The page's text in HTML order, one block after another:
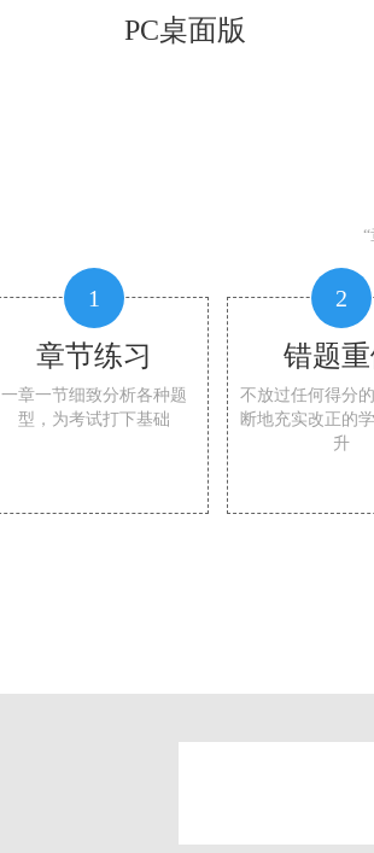
PC桌面版
1
章节练习
一章一节细致分析各种题
型，为考试打下基础
2
错题
不放过任何得分
断地充实改正的
升